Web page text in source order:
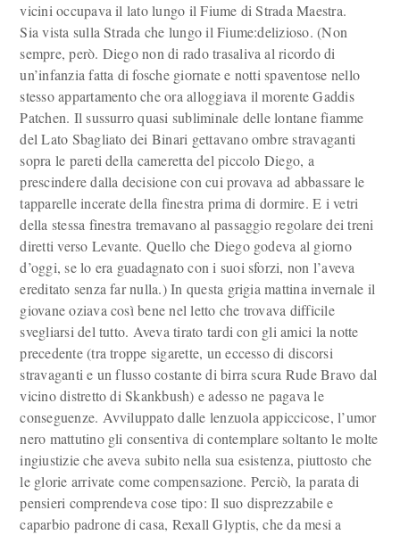
vicini occupava il lato lungo il Fiume di Strada Maestra.
Sia vista sulla Strada che lungo il Fiume:delizioso. (Non
sempre, però. Diego non di rado trasaliva al ricordo di
un’infanzia fatta di fosche giornate e notti spaventose nello
stesso appartamento che ora alloggiava il morente Gaddis
Patchen. Il sussurro quasi subliminale delle lontane fiamme
del Lato Sbagliato dei Binari gettavano ombre stravaganti
sopra le pareti della cameretta del piccolo Diego, a
prescindere dalla decisione con cui provava ad abbassare le
tapparelle incerate della finestra prima di dormire. E i vetri
della stessa finestra tremavano al passaggio regolare dei treni
diretti verso Levante. Quello che Diego godeva al giorno
d’oggi, se lo era guadagnato con i suoi sforzi, non l’aveva
ereditato senza far nulla.) In questa grigia mattina invernale il
giovane oziava così bene nel letto che trovava difficile
svegliarsi del tutto. Aveva tirato tardi con gli amici la notte
precedente (tra troppe sigarette, un eccesso di discorsi
stravaganti e un flusso costante di birra scura Rude Bravo dal
vicino distretto di Skankbush) e adesso ne pagava le
conseguenze. Avviluppato dalle lenzuola appiccicose, l’umor
nero mattutino gli consentiva di contemplare soltanto le molte
ingiustizie che aveva subito nella sua esistenza, piuttosto che
le glorie arrivate come compensazione. Perciò, la parata di
pensieri comprendeva cose tipo: Il suo disprezzabile e
caparbio padrone di casa, Rexall Glyptis, che da mesi a